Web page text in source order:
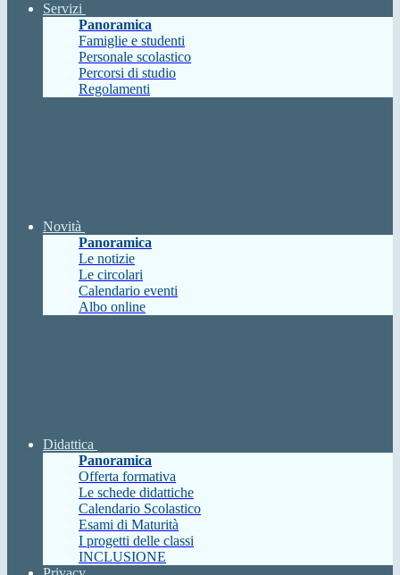
Servizi
Panoramica
Famiglie e studenti
Personale scolastico
Percorsi di studio
Regolamenti
Novità
Panoramica
Le notizie
Le circolari
Calendario eventi
Albo online
Didattica
Panoramica
Offerta formativa
Le schede didattiche
Calendario Scolastico
Esami di Maturità
I progetti delle classi
INCLUSIONE